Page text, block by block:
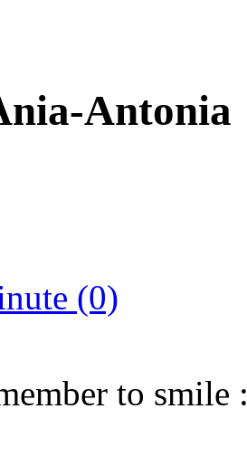
Antonia
(0)
to smile